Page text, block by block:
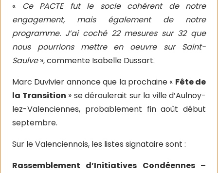
«
Ce PACTE fut le socle cohérent de notre
engagement, mais également de notre
programme. J’ai coché 22 mesures sur 32 que
nous pourrions mettre en oeuvre sur Saint-
Saulve», commente Isabelle Dussart.
Marc Duvivier annonce que la prochaine « Fête de
la Transition » se déroulerait sur la ville d’Aulnoy-
lez-Valenciennes, probablement fin août début
septembre.
Sur le Valenciennois, les listes signataire sont :
Rassemblement d’Initiatives Condéennes –